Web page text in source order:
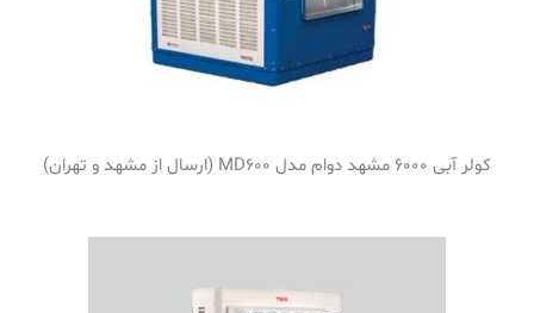
کولر آبی 6000 مشهد دوام مدل MD600 (ارسال از مشهد و تهران)